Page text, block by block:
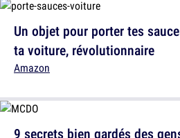
Un objet pour porter tes
ta voiture, révolutionnaire
Amazon
9 secrets bien gardés des